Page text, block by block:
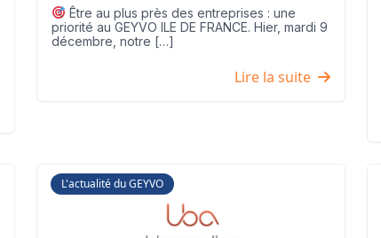
Être au plus près des entreprises : une
priorité au GEYVO ILE DE FRANCE. Hier, mardi 9
décembre, notre […]
Lire la suite
L'actualité du GEYVO